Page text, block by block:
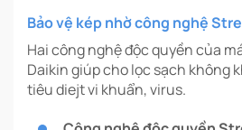
Bảo vệ kép nhờ công nghệ
Hai công nghệ độc quyền của
Daikin giúp cho lọc sạch không
tiêu diejt vi khuẩn, virus.